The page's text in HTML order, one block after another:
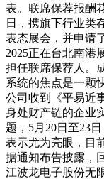
表。联席保荐报酬
日，携旗下行业类
表态展会，并申请
2025正在台北南港
担任联席保荐人。
系统的焦点是一颗
公司收到《平易近
身处财产链的企业
题，5月20日至23
表示尤为亮眼，目
据通知布告披露，
江波龙电子股份无